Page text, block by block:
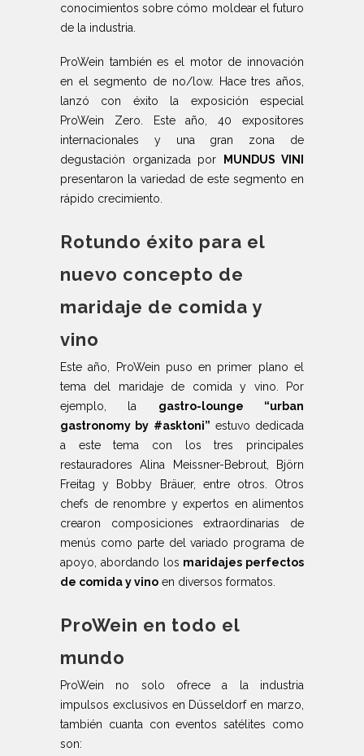
conocimientos sobre cómo moldear el futuro
de la industria.
ProWein también es el motor de innovación
en el segmento de no/low. Hace tres años,
lanzó con éxito la exposición especial
ProWein Zero. Este año, 40 expositores
internacionales y una gran zona de
degustación organizada por
MUNDUS VINI
presentaron la variedad de este segmento en
rápido crecimiento.
Rotundo éxito para el
nuevo concepto de
maridaje de comida y
vino
Este año, ProWein puso en primer plano el
tema del maridaje de comida y vino. Por
ejemplo, la gastro-lounge “urban
gastronomy by #asktoni” estuvo dedicada
a este tema con los tres principales
restauradores Alina Meissner-Bebrout, Björn
Freitag y Bobby Bräuer, entre otros. Otros
chefs de renombre y expertos en alimentos
crearon composiciones extraordinarias de
menús como parte del variado programa de
apoyo, abordando los maridajes perfectos
de comida y vino en diversos formatos.
ProWein en todo el
mundo
ProWein no solo ofrece a la industria
impulsos exclusivos en Düsseldorf en marzo,
también cuanta con eventos satélites como
son: